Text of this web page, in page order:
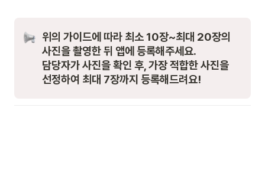
위의 가이드에 따라 최소 10장~최대 20장의
사진을 촬영한 뒤 앱에 등록해주세요.
담당자가 사진을 확인 후, 가장 적합한 사진을
선정하여 최대 7장까지 등록해드려요!